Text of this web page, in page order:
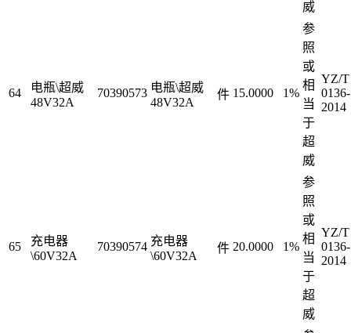
威
64
电瓶\超威
48V32A
70390573 电瓶\超威
48V32A
件 15.0000 1%
参
照
或
相
当
于
超
威
YZ/T
0136-
2014
65
充电器
\60V32A
70390574 充电器
\60V32A
件 20.0000 1%
参
照
或
相
当
于
超
威
YZ/T
0136-
2014